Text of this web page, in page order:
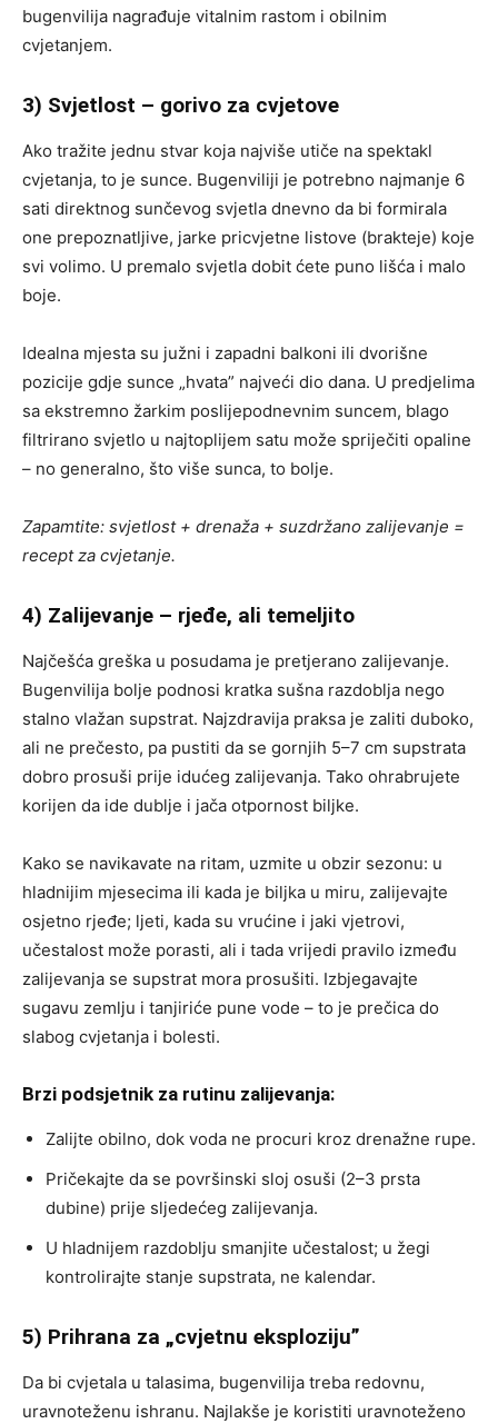
bugenvilija nagrađuje vitalnim rastom i obilnim
cvjetanjem.
3) Svjetlost – gorivo za cvjetove
Ako tražite jednu stvar koja najviše utiče na spektakl
cvjetanja, to je sunce. Bugenviliji je potrebno najmanje 6
sati direktnog sunčevog svjetla dnevno da bi formirala
one prepoznatljive, jarke pricvjetne listove (brakteje) koje
svi volimo. U premalo svjetla dobit ćete puno lišća i malo
boje.
Idealna mjesta su južni i zapadni balkoni ili dvorišne
pozicije gdje sunce „hvata” najveći dio dana. U predjelima
sa ekstremno žarkim poslijepodnevnim suncem, blago
filtrirano svjetlo u najtoplijem satu može spriječiti opaline
– no generalno, što više sunca, to bolje.
Zapamtite: svjetlost + drenaža + suzdržano zalijevanje =
recept za cvjetanje.
4) Zalijevanje – rjeđe, ali temeljito
Najčešća greška u posudama je pretjerano zalijevanje.
Bugenvilija bolje podnosi kratka sušna razdoblja nego
stalno vlažan supstrat. Najzdravija praksa je zaliti duboko,
ali ne prečesto, pa pustiti da se gornjih 5–7 cm supstrata
dobro prosuši prije idućeg zalijevanja. Tako ohrabrujete
korijen da ide dublje i jača otpornost biljke.
Kako se navikavate na ritam, uzmite u obzir sezonu: u
hladnijim mjesecima ili kada je biljka u miru, zalijevajte
osjetno rjeđe; ljeti, kada su vrućine i jaki vjetrovi,
učestalost može porasti, ali i tada vrijedi pravilo između
zalijevanja se supstrat mora prosušiti. Izbjegavajte
sugavu zemlju i tanjiriće pune vode – to je prečica do
slabog cvjetanja i bolesti.
Brzi podsjetnik za rutinu zalijevanja:
Zalijte obilno, dok voda ne procuri kroz drenažne rupe.
Pričekajte da se površinski sloj osuši (2–3 prsta
dubine) prije sljedećeg zalijevanja.
U hladnijem razdoblju smanjite učestalost; u žegi
kontrolirajte stanje supstrata, ne kalendar.
5) Prihrana za „cvjetnu eksploziju”
Da bi cvjetala u talasima, bugenvilija treba redovnu,
uravnoteženu ishranu. Najlakše je koristiti uravnoteženo